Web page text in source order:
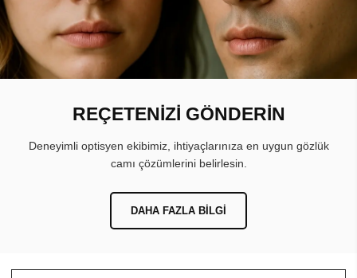
REÇETENİZİ GÖNDERİN
Deneyimli optisyen ekibimiz, ihtiyaçlarınıza en uygun gözlük
camı çözümlerini belirlesin.
DAHA FAZLA BILGI